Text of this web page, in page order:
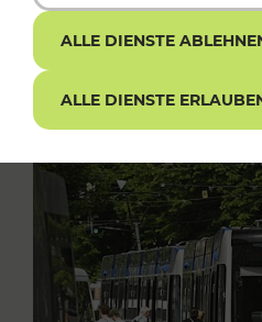
ALLE DIENSTE
ALLE DIENSTE